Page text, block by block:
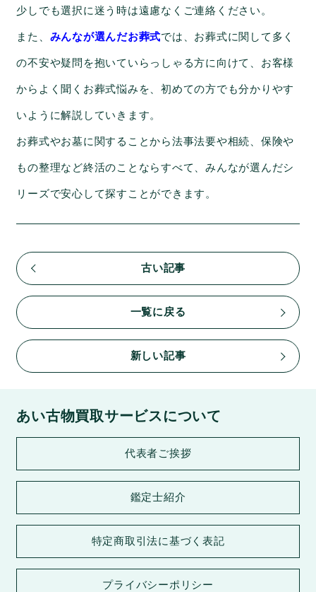
少しでも選択に迷う時は遠慮なくご連絡ください。
また、 みんなが選んだお葬式では、お葬式に関して多く
の不安や疑問を抱いていらっしゃる方に向けて、お客様
からよく聞くお葬式悩みを、初めての方でも分かりやす
いように解説していきます。
お葬式やお墓に関することから法事法要や相続、保険や
もの整理など終活のことならすべて、みんなが選んだシ
リーズで安心して探すことができます。
古い記事
一覧に戻る
新しい記事
あい古物買取サービスについて
代表者ご挨拶
鑑定士紹介
特定商取引法に基づく表記
プライバシーポリシー